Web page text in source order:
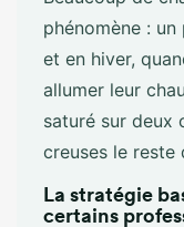
phénomène :
et en hiver,
allumer leur
saturé sur deux
creuses le reste
La stratégie
certains